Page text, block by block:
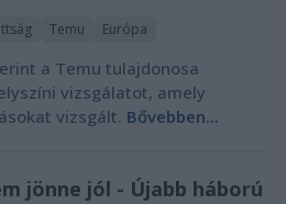
Temu Európa
a Temu tulajdonosa
vizsgálatot, amely
vizsgált. Bővebben...
jönne jól - Újabb háború